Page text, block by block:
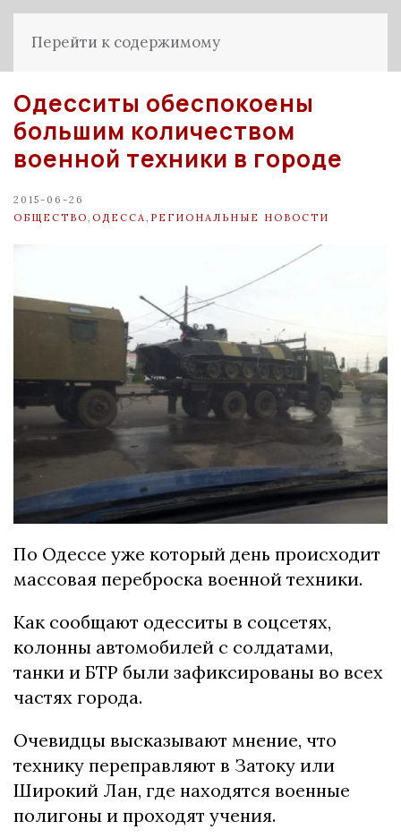
Перейти к содержимому
Одесситы обеспокоены
большим количеством
военной техники в городе
2015-06-26
ОБЩЕСТВО ОДЕССА РЕГИОНАЛЬНЫЕ НОВОСТИ
По Одессе уже который день происходит
массовая переброска военной техники.
Как сообщают одесситы в соцсетях,
колонны автомобилей с солдатами,
танки и БТР были зафиксированы во всех
частях города.
Очевидцы высказывают мнение, что
технику переправляют в Затоку или
Широкий Лан, где находятся военные
полигоны и проходят учения.